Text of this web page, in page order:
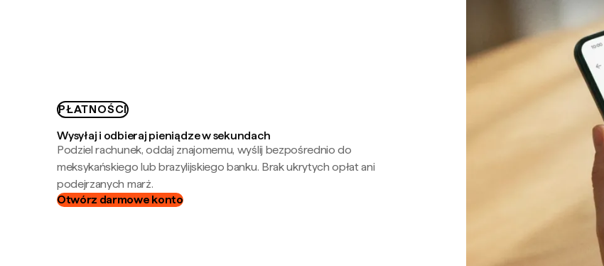
PŁATNOŚCI
Wysyłaj i odbieraj pieniądze w sekundach
Podziel rachunek, oddaj znajomemu, wyślij bezpośrednio do
meksykańskiego lub brazylijskiego banku. Brak ukrytych opłat ani
podejrzanych marż.
Otwórz darmowe konto